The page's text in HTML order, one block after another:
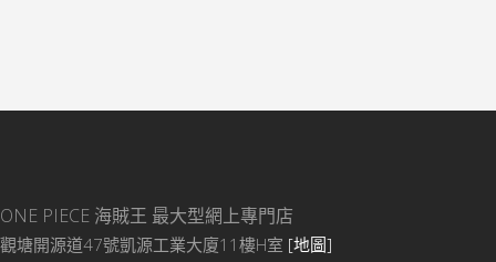
ONE PIECE 海賊王 最大型網上專門店
觀塘開源道47號凱源工業大廈11樓H室 [地圖]